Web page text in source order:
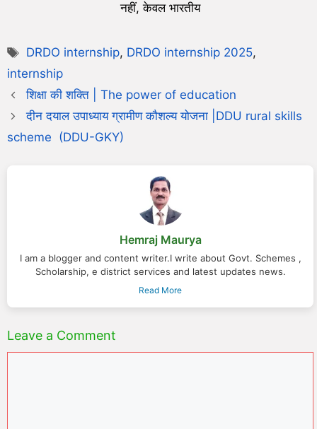
नहीं, केवल भारतीय
DRDO internship, DRDO internship 2025,
internship
शिक्षा की शक्ति | The power of education
दीन दयाल उपाध्याय ग्रामीण कौशल्य योजना |DDU rural skills
scheme (DDU-GKY)
Hemraj Maurya
I am a blogger and content writer.I write about Govt. Schemes ,
Scholarship, e district services and latest updates news.
Read More
Leave a Comment